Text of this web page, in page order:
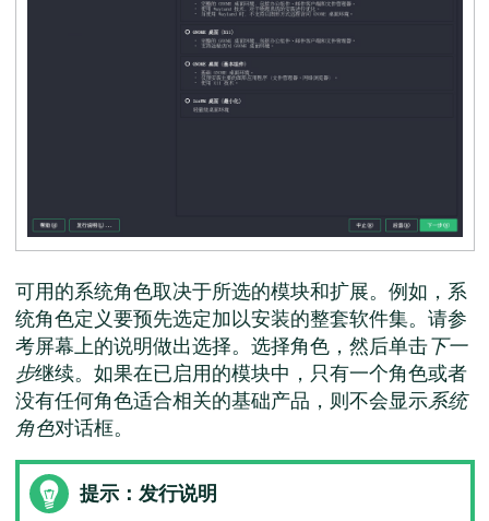
可用的系统角色取决于所选的模块和扩展。例如，系
统角色定义要预先选定加以安装的整套软件集。请参
考屏幕上的说明做出选择。选择角色，然后单击下一
步继续。如果在已启用的模块中，只有一个角色或者
没有任何角色适合相关的基础产品，则不会显示系统
角色对话框。
提示：发行说明